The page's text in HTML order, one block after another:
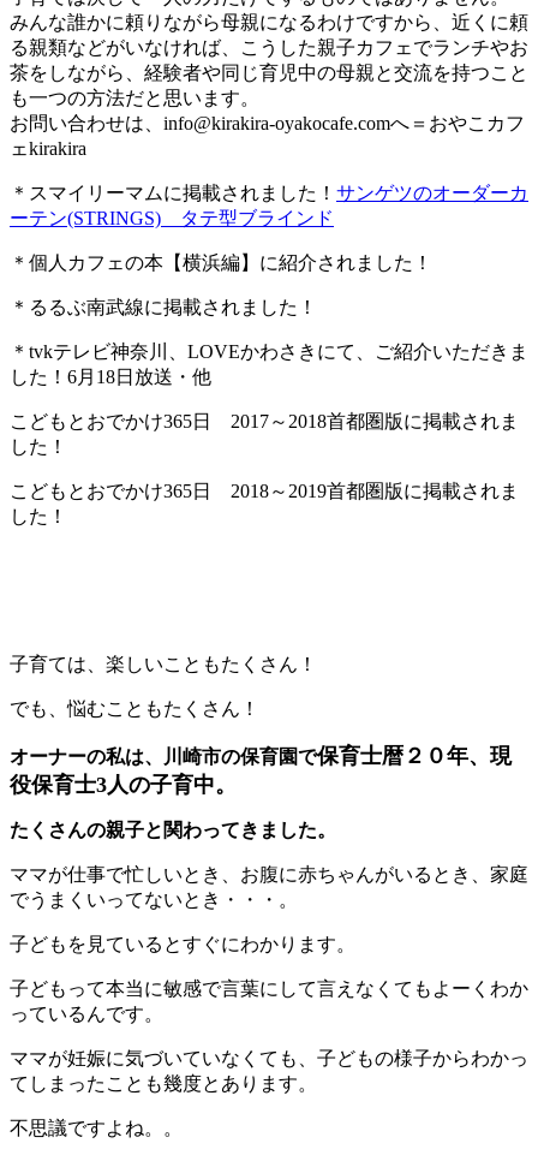
みんな誰かに頼りながら母親になるわけですから、近くに頼
る親類などがいなければ、こうした親子カフェでランチやお
茶をしながら、経験者や同じ育児中の母親と交流を持つこと
も一つの方法だと思います。
お問い合わせは、 info@kirakira-oyakocafe.comへ＝おやこカフ
ェkirakira
＊スマイリーマムに掲載されました！ サンゲツのオーダーカ
ーテン(STRINGS) タテ型ブラインド
＊個人カフェの本【横浜編】に紹介されました！
＊るるぶ南武線に掲載されました！
＊tvkテレビ神奈川、LOVEかわさきにて、ご紹介いただきま
した！6月18日放送・他
こどもとおでかけ365日 2017～2018首都圏版に掲載されま
した！
こどもとおでかけ365日 2018～2019首都圏版に掲載されま
した！
子育ては、楽しいこともたくさん！
でも、悩むこともたくさん！
オーナーの私は、川崎市の保育園で保育士暦２０年、現
役保育士3人の子育中。
たくさんの親子と関わってきました。
ママが仕事で忙しいとき、お腹に赤ちゃんがいるとき、家庭
でうまくいってないとき・・・。
子どもを見ているとすぐにわかります。
子どもって本当に敏感で言葉にして言えなくてもよーくわか
っているんです。
ママが妊娠に気づいていなくても、子どもの様子からわかっ
てしまったことも幾度とあります。
不思議ですよね。。